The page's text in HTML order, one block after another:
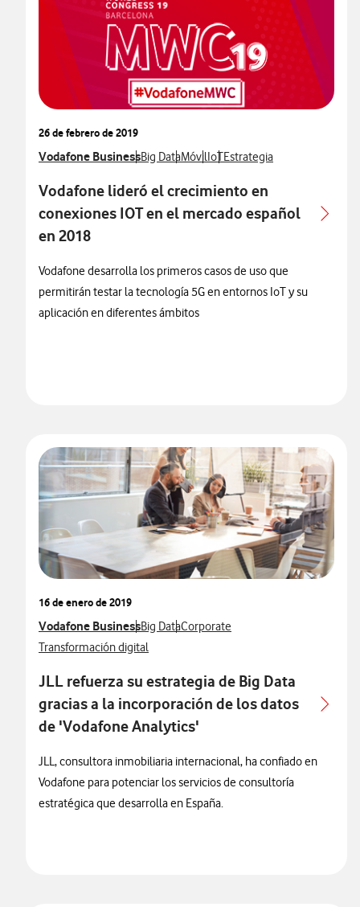
26 de febrero de 2019
Ver más notas de prensa relacionados con
Vodafone BusinessVer más notas de prensa relacionados con
Big DataVer más notas de prensa
MóvilVer más notas de prensa
IoTVer más notas de prensa
Estrategia
Vodafone lideró el crecimiento en
conexiones IOT en el mercado español
en 2018
Vodafone desarrolla los primeros casos de uso que
permitirán testar la tecnología 5G en entornos IoT y su
aplicación en diferentes ámbitos
16 de enero de 2019
Ver más notas de prensa relacionados con
Vodafone BusinessVer más notas de prensa relacionados con
Big DataVer más notas de prensa
Corporate
Ver más notas de prensa relacionados con
Transformación digital
JLL refuerza su estrategia de Big Data
gracias a la incorporación de los datos
de 'Vodafone Analytics'
JLL, consultora inmobiliaria internacional, ha confiado en
Vodafone para potenciar los servicios de consultoría
estratégica que desarrolla en España.